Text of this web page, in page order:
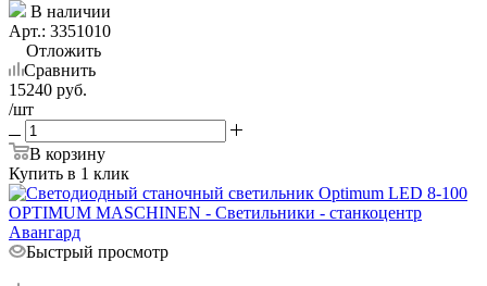
В наличии
Арт.: 3351010
Отложить
Сравнить
15240 руб.
/шт
В корзину
Купить в 1 клик
Быстрый просмотр